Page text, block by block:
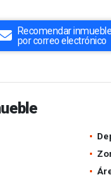
Recomendar inmueble
por correo electrónico